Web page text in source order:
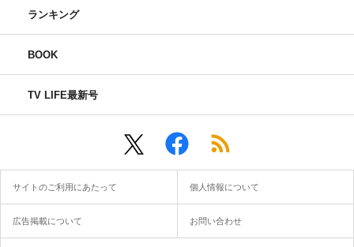
ランキング
BOOK
TV LIFE最新号
サイトのご利用にあたって 個人情報について
広告掲載について お問い合わせ